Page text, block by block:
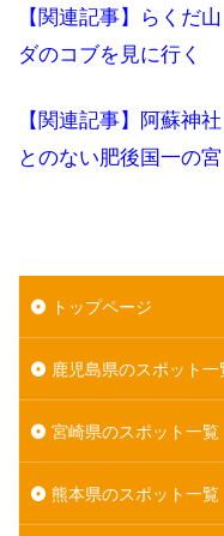
【関連記事】らくだ
ダのコブを見に行く
【関連記事】阿蘇神
とのない肥後国一の宮
トップページ
鹿児島県のスポット一
宮崎県のスポット一覧
熊本県のスポット一覧